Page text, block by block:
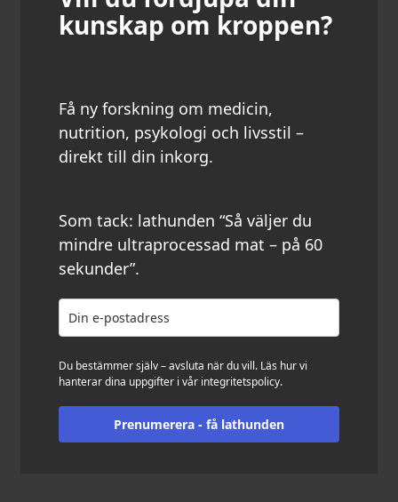
kunskap om kroppen?
Få ny forskning om medicin,
nutrition, psykologi och livsstil –
direkt till din inkorg.
Som tack: lathunden “Så väljer du
mindre ultraprocessad mat – på 60
sekunder”.
Du bestämmer själv – avsluta när du vill. Läs hur vi
hanterar dina uppgifter i vår integritetspolicy.
Prenumerera - få lathunden